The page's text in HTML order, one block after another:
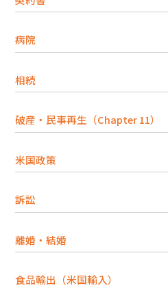
病院
相続
破産・民事再生（Chapter 11）
米国政策
訴訟
離婚・結婚
食品輸出（米国輸入）